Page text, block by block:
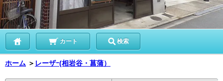
カート 検索
ホーム ＞ レーザｰ(相岩谷・菖蒲）